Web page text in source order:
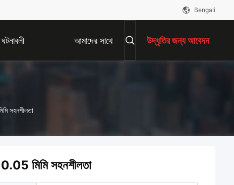
Bengali
ঘটনাবলী আমাদের সাথে উদ্ধৃতির জন্য আবেদন
সহনশীলতা
0.05 মিমি সহনশীলতা